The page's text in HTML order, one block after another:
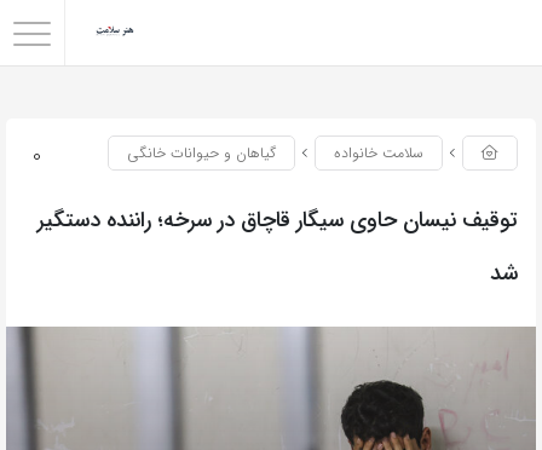
0 سلامت خانواده گیاهان و حیوانات خانگی
توقیف نیسان حاوی سیگار قاچاق در سرخه؛ راننده دستگیر
شد